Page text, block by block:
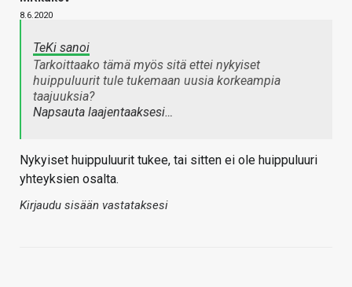
8.6.2020
TeKi sanoi
Tarkoittaako tämä myös sitä ettei nykyiset
huippuluurit tule tukemaan uusia korkeampia
taajuuksia?
Napsauta laajentaaksesi…
Nykyiset huippuluurit tukee, tai sitten ei ole huippuluuri
yhteyksien osalta.
Kirjaudu sisään vastataksesi